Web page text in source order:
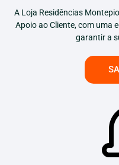
A Loja Residências
Apoio ao Cliente, com uma
garantir a